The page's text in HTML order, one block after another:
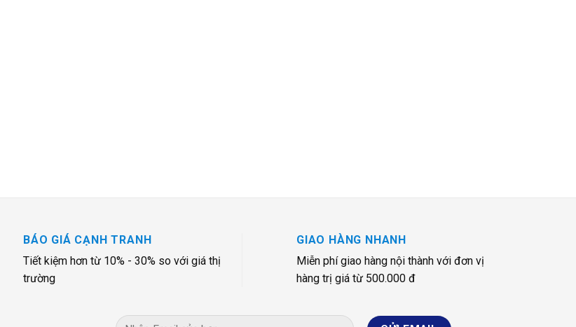
BÁO GIÁ CẠNH TRANH
Tiết kiệm hơn từ 10% - 30% so với giá thị
trường
GIAO HÀNG NHANH
Miễn phí giao hàng nội thành với đơn vị
hàng trị giá từ 500.000 đ